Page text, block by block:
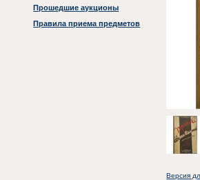
Прошедшие аукционы
Правила приема предметов
Версия